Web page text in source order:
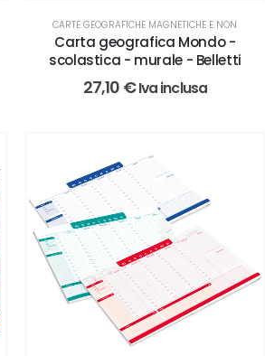
CARTE GEOGRAFICHE MAGNETICHE E NON
Carta geografica Mondo -
scolastica - murale - Belletti
27,10 €Iva inclusa